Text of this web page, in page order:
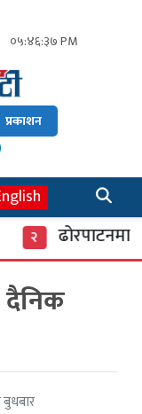
०५:४६:३८ PM
प्रकाशन
ढोरपाटनमा
दैनिक